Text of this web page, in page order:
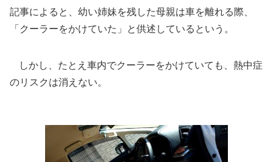
記事によると、幼い姉妹を残した母親は車を離れる際、
「クーラーをかけていた」と供述しているという。
しかし、たとえ車内でクーラーをかけていても、熱中症
のリスクは消えない。